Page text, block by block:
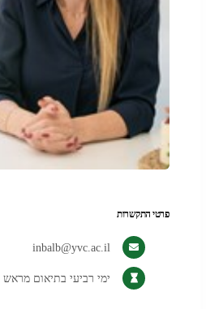
פרטי התקשרות
inbalb@yvc.ac.il
ימי רביעי בתיאום מראש